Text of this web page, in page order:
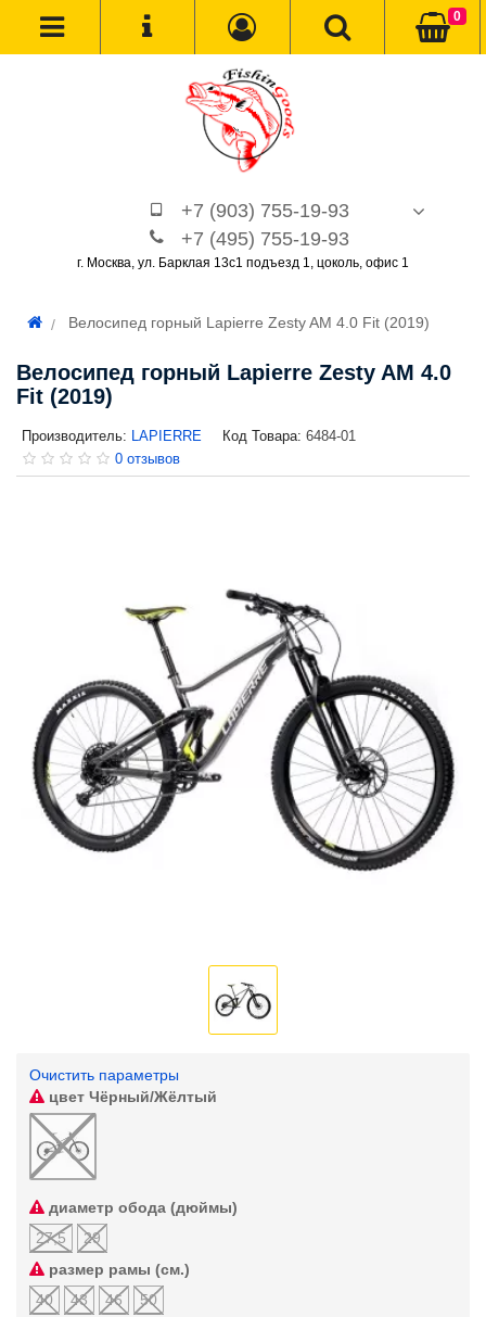
+7 (903) 755-19-93
+7 (495) 755-19-93
г. Москва, ул. Барклая 13с1 подъезд 1, цоколь, офис 1
0
Велосипед горный Lapierre Zesty AM 4.0 Fit (2019)
Велосипед горный Lapierre Zesty AM 4.0
Fit (2019)
Производитель: LAPIERRE Код Товара: 6484-01
0 отзывов
Очистить параметры
цвет Чёрный/Жёлтый
диаметр обода (дюймы)
27,5
29
размер рамы (см.)
40
43 46 50